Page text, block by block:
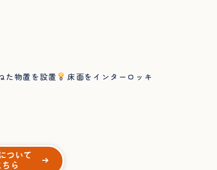
た物置を設置
床面をインターロッキ
ついて
ら